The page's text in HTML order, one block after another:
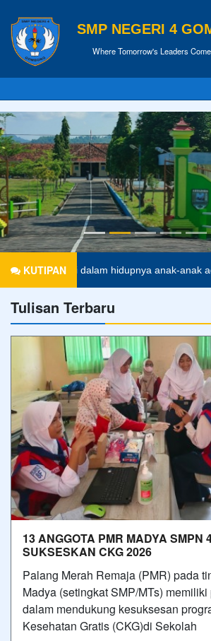
SMP NEGERI 4
Where Tomorrow's Leaders
KUTIPAN
Di dalam hidupnya anak-anak adalah tiga
Tulisan Terbaru
13 ANGGOTA PMR MADYA SMPN
SUKSESKAN CKG 2026
Palang Merah Remaja (PMR) pada
Madya (setingkat SMP/MTs)
dalam mendukung kesuksesan
Kesehatan Gratis (CKG)di Sekolah